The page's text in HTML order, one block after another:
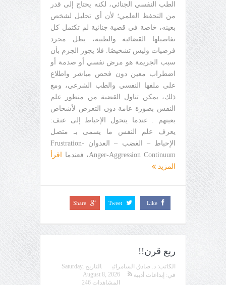
الطب النفسي الجنائي، لكنه يحتاج إلى قدر
من التحفظ العلمي؛ لأن أي تحليل لشخص
بعينه، خاصة في قضية جنائية لم تكتمل كل
تفاصيلها القضائية والطبية، يظل مجرد
فرضيات وليس تشخيصًا. فلا يجوز الجزم بأن
سبب الجريمة هو مرض نفسي أو صدمة أو
اضطراب معين دون فحص مباشر واطلاع
على ملفها النفسي والطب الشرعي، ومع
ذلك، يمكن تناول القضية من منظور علم
النفس بصورة عامة دون التعرض لأشخاص
بعينهم . عندما يتحول الإحباط إلى عنف:
يعرف علم النفس ما يسمى بـ متصل
الإحباط – الغضب – العدوان Frustration-
Anger-Aggression Continuum، فعندما
اقرأ
المزيد
Like
Tweet
Share
ربع قرن!!
الكاتب: د. صادق السامرائي التاريخ Saturday,
August 8, 2026
في: إبداعات أدبية
المشاهدات 246